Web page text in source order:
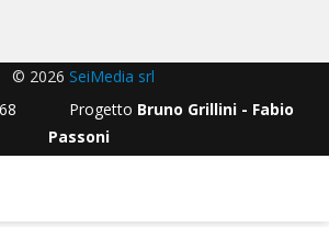
© 2026 SeiMedia srl
Progetto Bruno Grillini - Fabio
Passoni